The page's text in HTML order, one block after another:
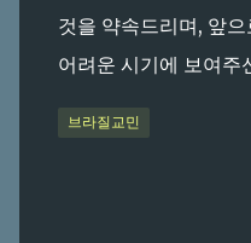
것을 약속드리며, 앞
어려운 시기에 보여주
브라질교민